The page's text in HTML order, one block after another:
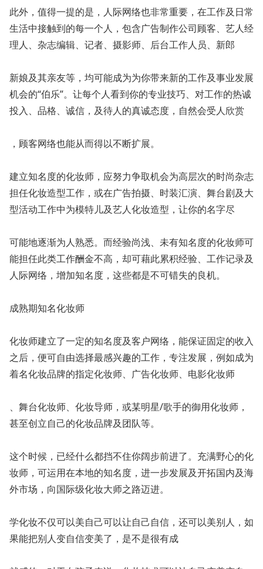
此外，值得一提的是，人际网络也非常重要，在工作及日常
生活中接触到的每一个人，包含广告制作公司顾客、艺人经
理人、杂志编辑、记者、摄影师、后台工作人员、新郎
新娘及其亲友等，均可能成为为你带来新的工作及事业发展
机会的“伯乐”。让每个人看到你的专业技巧、对工作的热诚
投入、品格、诚信，及待人的真诚态度，自然会受人欣赏
，顾客网络也能从而得以不断扩展。
建立知名度的化妆师，应努力争取机会为高层次的时尚杂志
担任化妆造型工作，或在广告拍摄、时装汇演、舞台剧及大
型活动工作中为模特儿及艺人化妆造型，让你的名字尽
可能地逐渐为人熟悉。而经验尚浅、未有知名度的化妆师可
能担任此类工作酬金不高，却可藉此累积经验、工作记录及
人际网络，增加知名度，这些都是不可错失的良机。
成熟期知名化妆师
化妆师建立了一定的知名度及客户网络，能保证固定的收入
之后，便可自由选择最感兴趣的工作，专注发展，例如成为
着名化妆品牌的指定化妆师、广告化妆师、电影化妆师
、舞台化妆师、化妆导师，或某明星/歌手的御用化妆师，
甚至创立自己的化妆品牌及团队等。
这个时候，已经什么都挡不住你阔步前进了。充满野心的化
妆师，可运用在本地的知名度，进一步发展及开拓国内及海
外市场，向国际级化妆大师之路迈进。
学化妆不仅可以美自己可以让自己自信，还可以美别人，如
果能把别人变自信变美了，是不是很有成